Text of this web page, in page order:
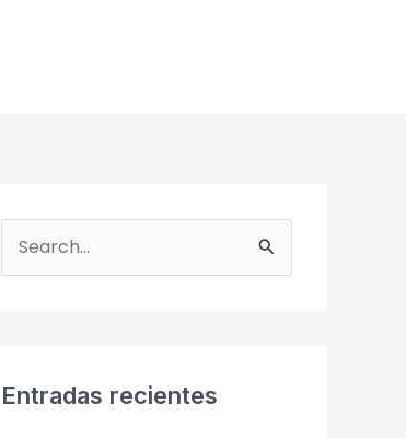
a
Entradas recientes